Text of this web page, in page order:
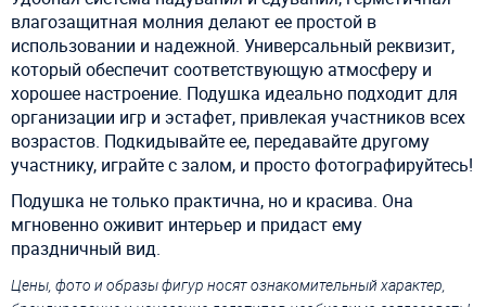
влагозащитная молния делают ее простой в
использовании и надежной. Универсальный реквизит,
который обеспечит соответствующую атмосферу и
хорошее настроение. Подушка идеально подходит для
организации игр и эстафет, привлекая участников всех
возрастов. Подкидывайте ее, передавайте другому
участнику, играйте с залом, и просто фотографируйтесь!
Подушка не только практична, но и красива. Она
мгновенно оживит интерьер и придаст ему
праздничный вид.
Цены, фото и образы фигур носят ознакомительный характер,